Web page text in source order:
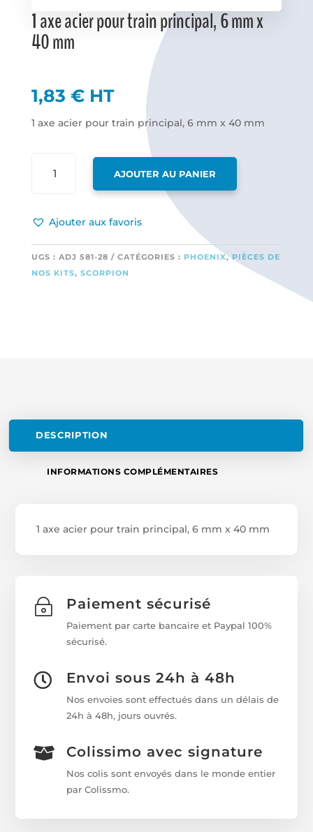
1 axe acier pour train principal, 6 mm x
40 mm
1,83 € HT
1 axe acier pour train principal, 6 mm x 40 mm
ACIER
TRAIN
PRINCIPAL,
AJOUTER AU PANIER
Ajouter aux favoris
UGS : ADJ 581-28 CATÉGORIES : PHOENIX,PIÈCES DE
NOS KITS, SCORPION
DESCRIPTION
INFORMATIONS COMPLÉMENTAIRES
1 axe acier pour train principal, 6 mm x 40 mm
~ Paiement sécurisé
Paiement par carte bancaire et Paypal 100%
sécurisé.
 Envoi sous 24h à 48h
Nos envoies sont effectués dans un délais de
24h à 48h, jours ouvrés.
 Colissimo avec signature
Nos colis sont envoyés dans le monde entier
par Colissmo.